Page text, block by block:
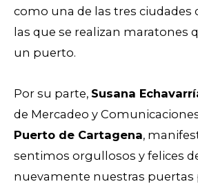
como una de las tres ciudades
las que se realizan maratones
un puerto.
Por su parte, Susana
de Mercadeo y
Puerto de Cartagena,
sentimos orgullosos y felices
nuevamente nuestras puertas